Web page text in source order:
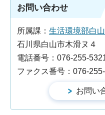
お問い合わせ
所属課： 生活環境部白
石川県白山市木滑ヌ４
電話番号：076-255-
ファクス番号：076-